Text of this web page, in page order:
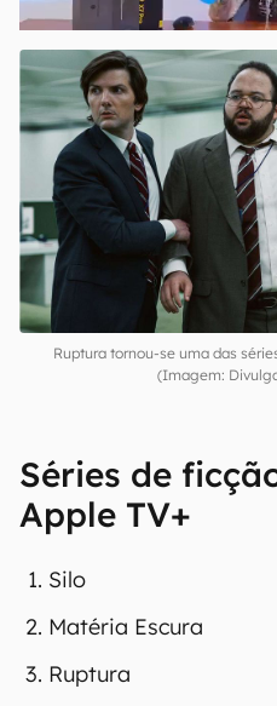
Ruptura tornou-se uma das
(Imagem:
Séries de
Apple TV+
Silo
Matéria Escura
Ruptura